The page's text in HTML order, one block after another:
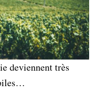
deviennent très